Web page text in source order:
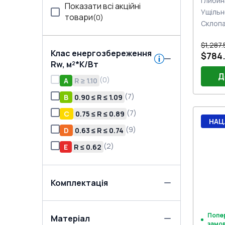
Показати всі акційні
товари(0)
Клас енергозбереження
Rw, м²*K/Вт
A R ≥ 1.10 (0)
B
0.90 ≤ R ≤ 1.09 (7)
C
0.75 ≤ R ≤ 0.89 (7)
D
0.63 ≤ R ≤ 0.74 (9)
E
R ≤ 0.62 (2)
Комплектація
Матеріал